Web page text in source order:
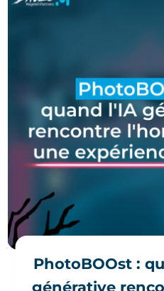
PhotoBOOst :
générative